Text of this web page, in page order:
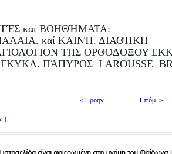
καί ΒΟΗΘΉΜΑΤΑ:
καί ΚΑΙΝΉ. ΔΙΑΘΉΚΗ
ΤΗΣ ΟΡΘΟΔΌΞΟΥ
ΠΆΠΥΡΟΣ LAROUSSE
< Προηγ. Επόμ. >
]